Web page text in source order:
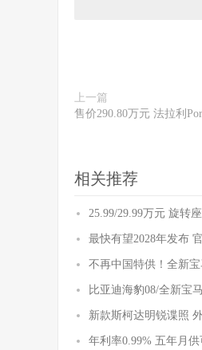
上一篇
售价290.80万元 法拉利
相关推荐
25.99/29.99万元 旋转
最快有望2028年发布
不再中国特供！全新
比亚迪海豹08/全新宝
新款斯柯达明锐谍照
年利率0.99% 五年月